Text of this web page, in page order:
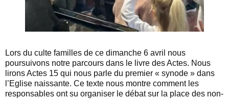
Lors du culte familles de ce dimanche 6 avril nous
poursuivons notre parcours dans le livre des Actes. Nous
lirons Actes 15 qui nous parle du premier « synode » dans
l’Eglise naissante. Ce texte nous montre comment les
responsables ont su organiser le débat sur la place des non-